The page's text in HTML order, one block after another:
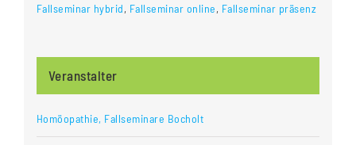
Fallseminar hybrid, Fallseminar online, Fallseminar präsenz
Veranstalter
Homöopathie, Fallseminare Bocholt